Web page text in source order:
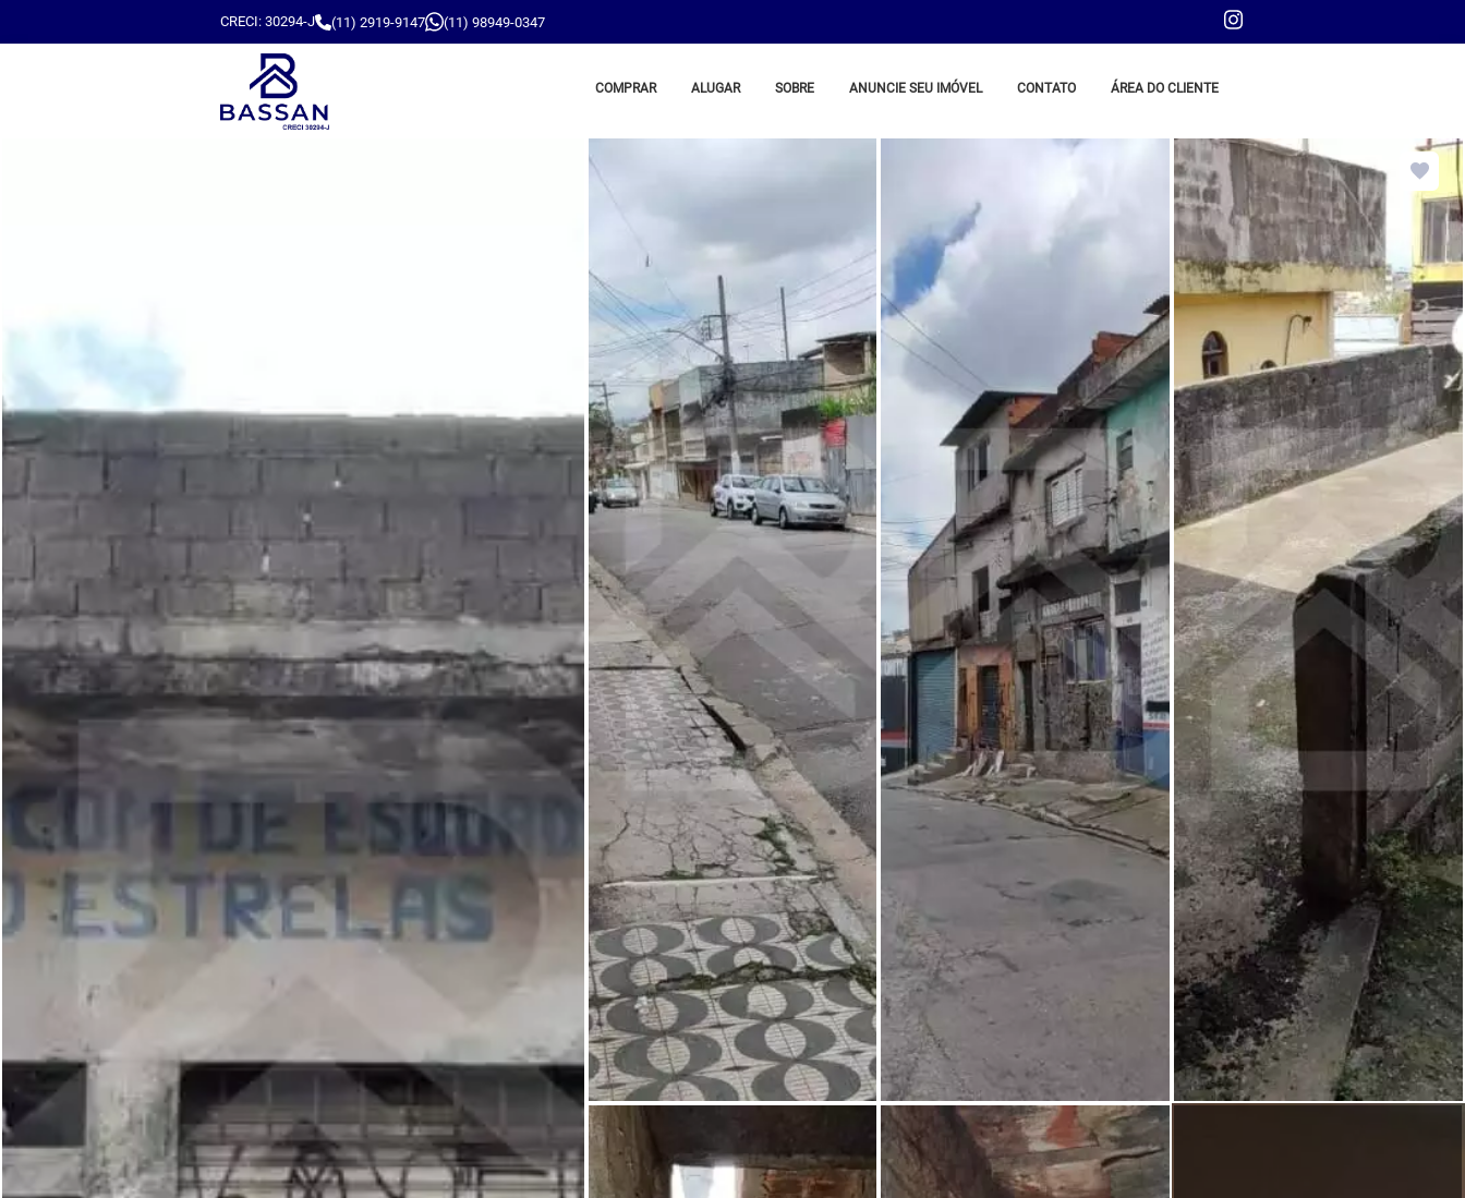
CRECI: 30294-J (11) 2919-9147 (11) 98949-0347
COMPRAR ALUGAR SOBRE ANUNCIE SEU IMÓVEL CONTATO ÁREA DO CLIENTE